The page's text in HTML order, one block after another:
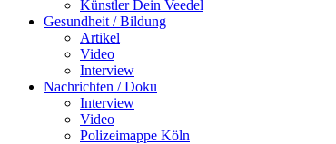
Künstler Dein Veedel
Gesundheit / Bildung
Artikel
Video
Interview
Nachrichten / Doku
Interview
Video
Polizeimappe Köln